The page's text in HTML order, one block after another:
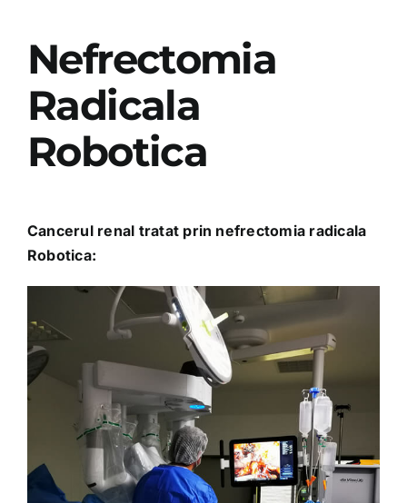
Nefrectomia
Radicala
Robotica
Cancerul renal tratat prin nefrectomia radicala
Robotica: